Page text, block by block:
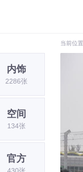
当前位
内饰
2286张
空间
134张
官方